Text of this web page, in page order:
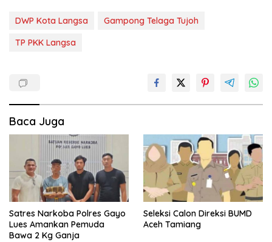
DWP Kota Langsa
Gampong Telaga Tujoh
TP PKK Langsa
Baca Juga
Satres Narkoba Polres Gayo
Lues Amankan Pemuda
Bawa 2 Kg Ganja
Seleksi Calon Direksi BUMD
Aceh Tamiang